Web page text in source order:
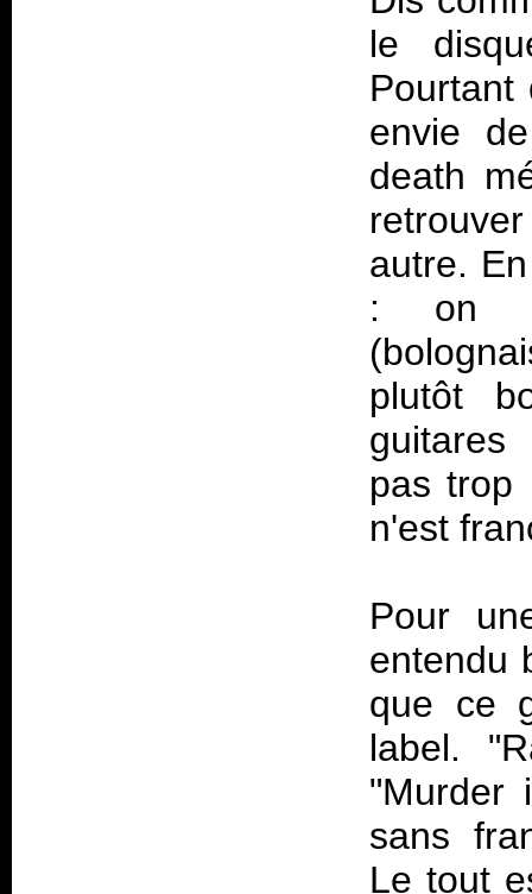
le
Pourtant
envie
death
autre.
: on
plutôt
guitares
pas trop
n'est
Pour
entendu
que ce
label.
"
sans
Le tout